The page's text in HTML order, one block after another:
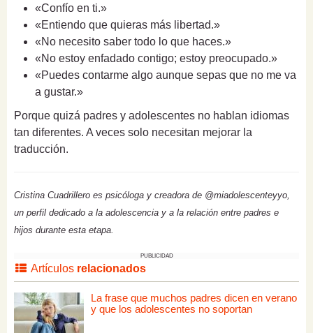
«Confío en ti.»
«Entiendo que quieras más libertad.»
«No necesito saber todo lo que haces.»
«No estoy enfadado contigo; estoy preocupado.»
«Puedes contarme algo aunque sepas que no me va
a gustar.»
Porque quizá padres y adolescentes no hablan idiomas
tan diferentes. A veces solo necesitan mejorar la
traducción.
Cristina Cuadrillero es psicóloga y creadora de @miadolescenteyyo,
un perfil dedicado a la adolescencia y a la relación entre padres e
hijos durante esta etapa.
PUBLICIDAD
Artículos relacionados
La frase que muchos padres dicen en verano
y que los adolescentes no soportan